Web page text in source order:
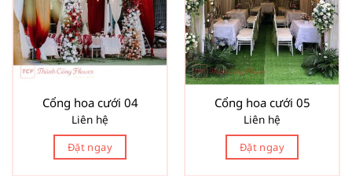
Cổng hoa cưới 04
Liên hệ
Đặt ngay
Cổng hoa cưới 05
Liên hệ
Đặt ngay